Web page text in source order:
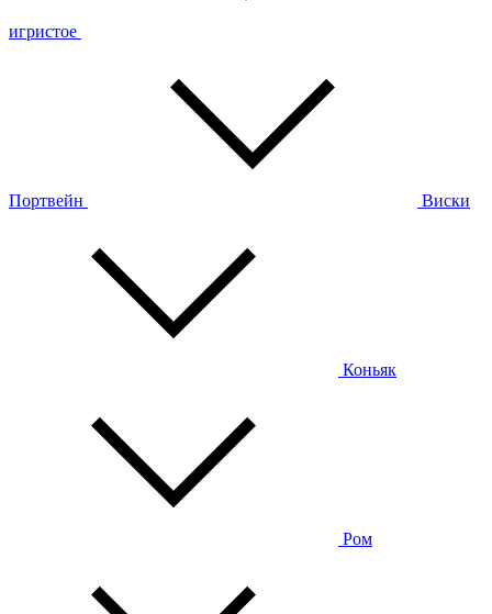
игристое
Портвейн Виски
Коньяк
Ром